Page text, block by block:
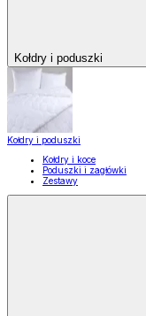
Kołdry i poduszki
Kołdry i poduszki
Kołdry i koce
Poduszki i zagłówki
Zestawy